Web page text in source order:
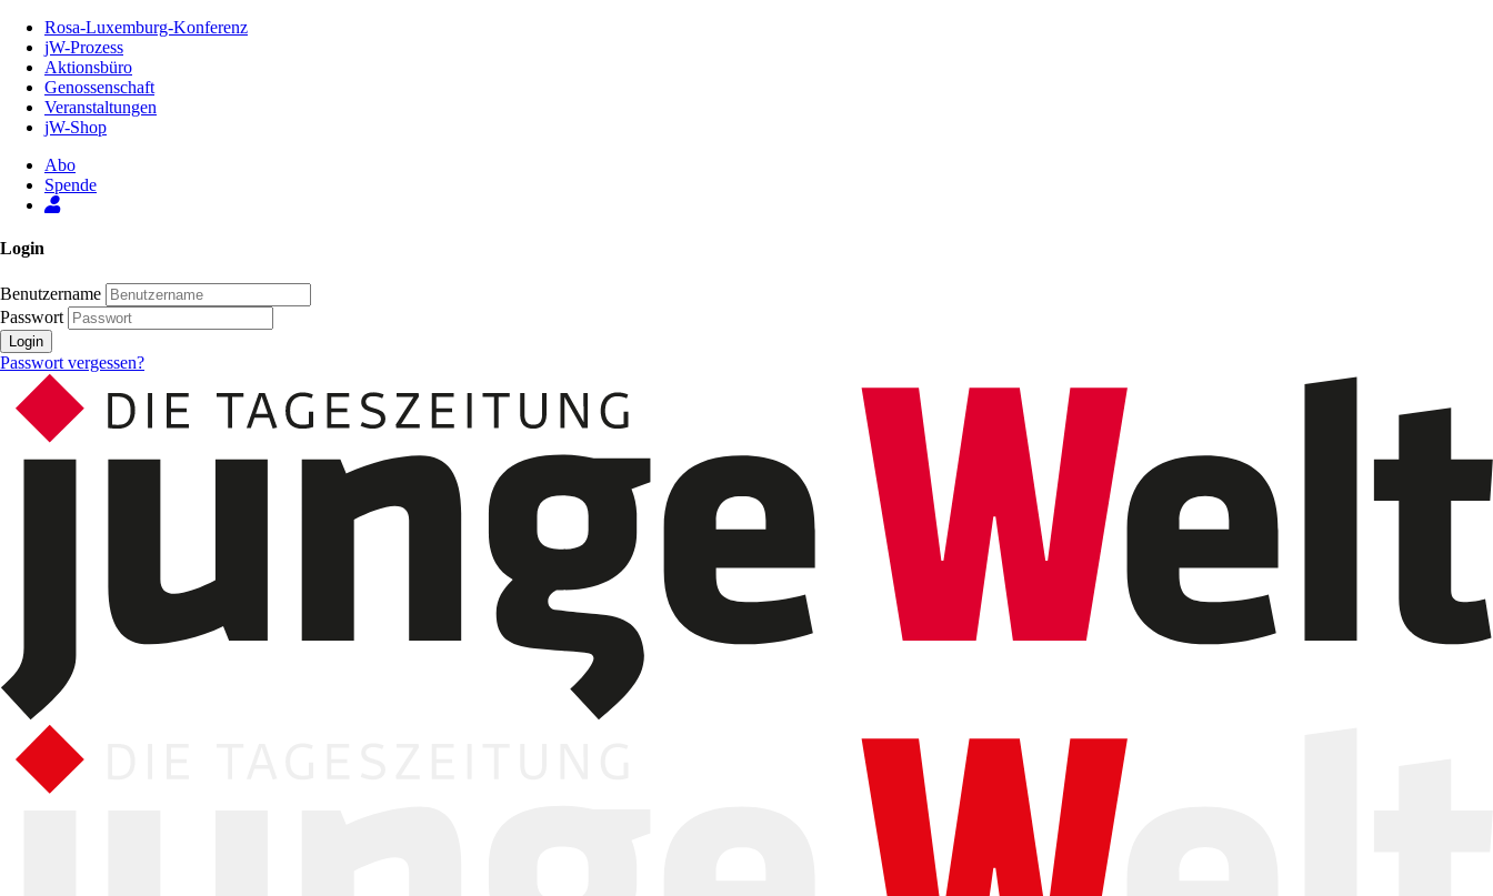
Inhalt
Seite
Rosa-Luxemburg-Konferenz
jW-Prozess
Aktionsbüro
Genossenschaft
Veranstaltungen
jW-Shop
Abo
Spende
Login
Benutzername
Passwort
Login
Passwort vergessen?